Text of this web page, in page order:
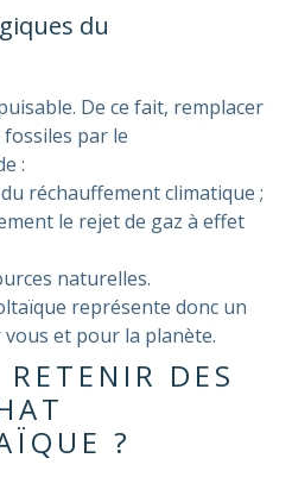
du
De ce fait, remplacer
par le
:
réchauffement climatique ;
le rejet de gaz à effet
naturelles.
représente donc un
et pour la planète.
DES
?